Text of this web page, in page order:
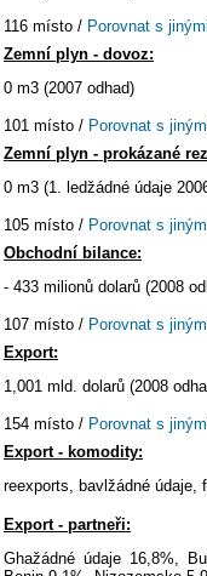
116 místo / Porovnat s
Zemní plyn - dovoz:
0 m3 (2007 odhad)
101 místo / Porovnat s
Zemní plyn - prokázané
0 m3 (1. ledžádné údaje
105 místo / Porovnat s
Obchodní bilance:
- 433 milionů dolarů (2008
107 místo / Porovnat s
Export:
1,001 mld. dolarů (2008
154 místo / Porovnat s
Export - komodity:
reexports, bavlžádné údaje,
Export - partneři:
Ghažádné údaje 16,8%,